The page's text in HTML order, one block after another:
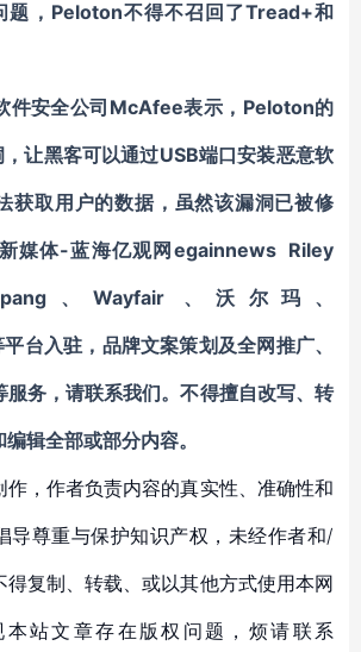
题，Peloton不得不召回了Tread+和
件安全公司McAfee表示，Peloton的
让黑客可以通过USB端口安装恶意软
获取用户的数据，虽然该漏洞已被修
媒体-蓝海亿观网egainnews Riley
、Wayfair 、沃尔玛、
台入驻，品牌文案策划及全网推广、
服务，请联系我们。不得擅自改写、转
编辑全部或部分内容。
作，作者负责内容的真实性、准确性和
导尊重与保护知识产权，未经作者和/
得复制、转载、或以其他方式使用本网
站文章存在版权问题，烦请联系